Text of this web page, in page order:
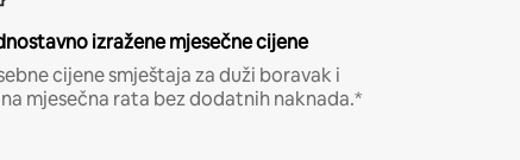
izražene mjesečne cijene
cijene smještaja za duži boravak i
mjesečna rata bez dodatnih naknada.*